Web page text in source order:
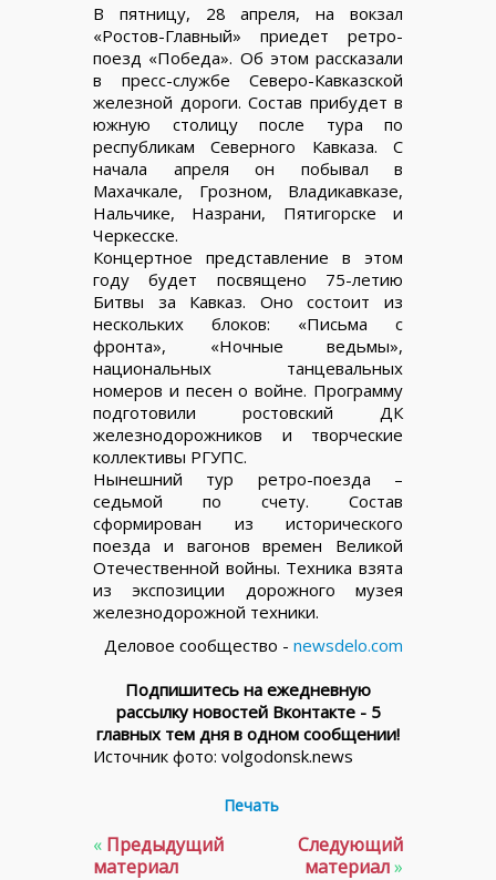
В пятницу, 28 апреля, на вокзал
«Ростов-Главный» приедет ретро-
поезд «Победа». Об этом рассказали
в пресс-службе Северо-Кавказской
железной дороги. Состав прибудет в
южную столицу после тура по
республикам Северного Кавказа. С
начала апреля он побывал в
Махачкале, Грозном, Владикавказе,
Нальчике, Назрани, Пятигорске и
Черкесске.
Концертное представление в этом
году будет посвящено 75-летию
Битвы за Кавказ. Оно состоит из
нескольких блоков: «Письма с
фронта», «Ночные ведьмы»,
национальных танцевальных
номеров и песен о войне. Программу
подготовили ростовский ДК
железнодорожников и творческие
коллективы РГУПС.
Нынешний тур ретро-поезда –
седьмой по счету. Состав
сформирован из исторического
поезда и вагонов времен Великой
Отечественной войны. Техника взята
из экспозиции дорожного музея
железнодорожной техники.
Деловое сообщество - newsdelo.com
Подпишитесь на ежедневную
рассылку новостей Вконтакте - 5
главных тем дня в одном сообщении!
Источник фото: volgodonsk.news
Печать
« Предыдущий
материал
Следующий
материал»